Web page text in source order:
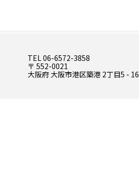
TEL 06-6572-3858
〒 552-0021
大阪府 大阪市港区築港 2丁目5 - 16